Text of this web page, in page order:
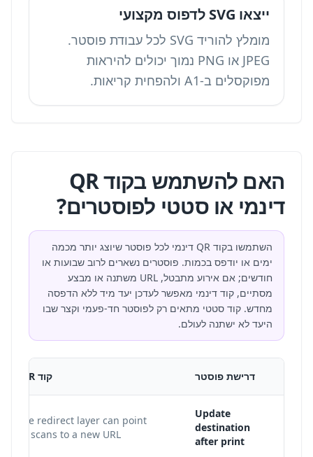
ייצאו SVG לדפוס מקצועי
מומלץ להוריד SVG לכל עבודת פוסטר.
JPEG או PNG נמוך יכולים להיראות
מפוקסלים ב-A1 ולהפחית קריאות.
האם להשתמש בקוד QR
דינמי או סטטי לפוסטרים?
השתמשו בקוד QR דינמי לכל פוסטר שיוצג יותר מכמה
ימים או יודפס בכמות. פוסטרים נשארים לרוב שבועות או
חודשים; אם אירוע מתבטל, URL משתנה או מבצע
מסתיים, קוד דינמי מאפשר לעדכן יעד מיד ללא הדפסה
מחדש. קוד סטטי מתאים רק לפוסטר חד-פעמי וקצר שבו
היעד לא ישתנה לעולם.
דרישת פוסטר קוד QR דינמי
Update
destination
after print
The redirect layer can point
scans to a new URL.